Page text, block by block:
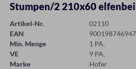
Stumpen/2 210x60
Artikel-Nr.
02110
EAN
Min. Menge
1 PA.
VE
9 PA.
Marke
Hofer